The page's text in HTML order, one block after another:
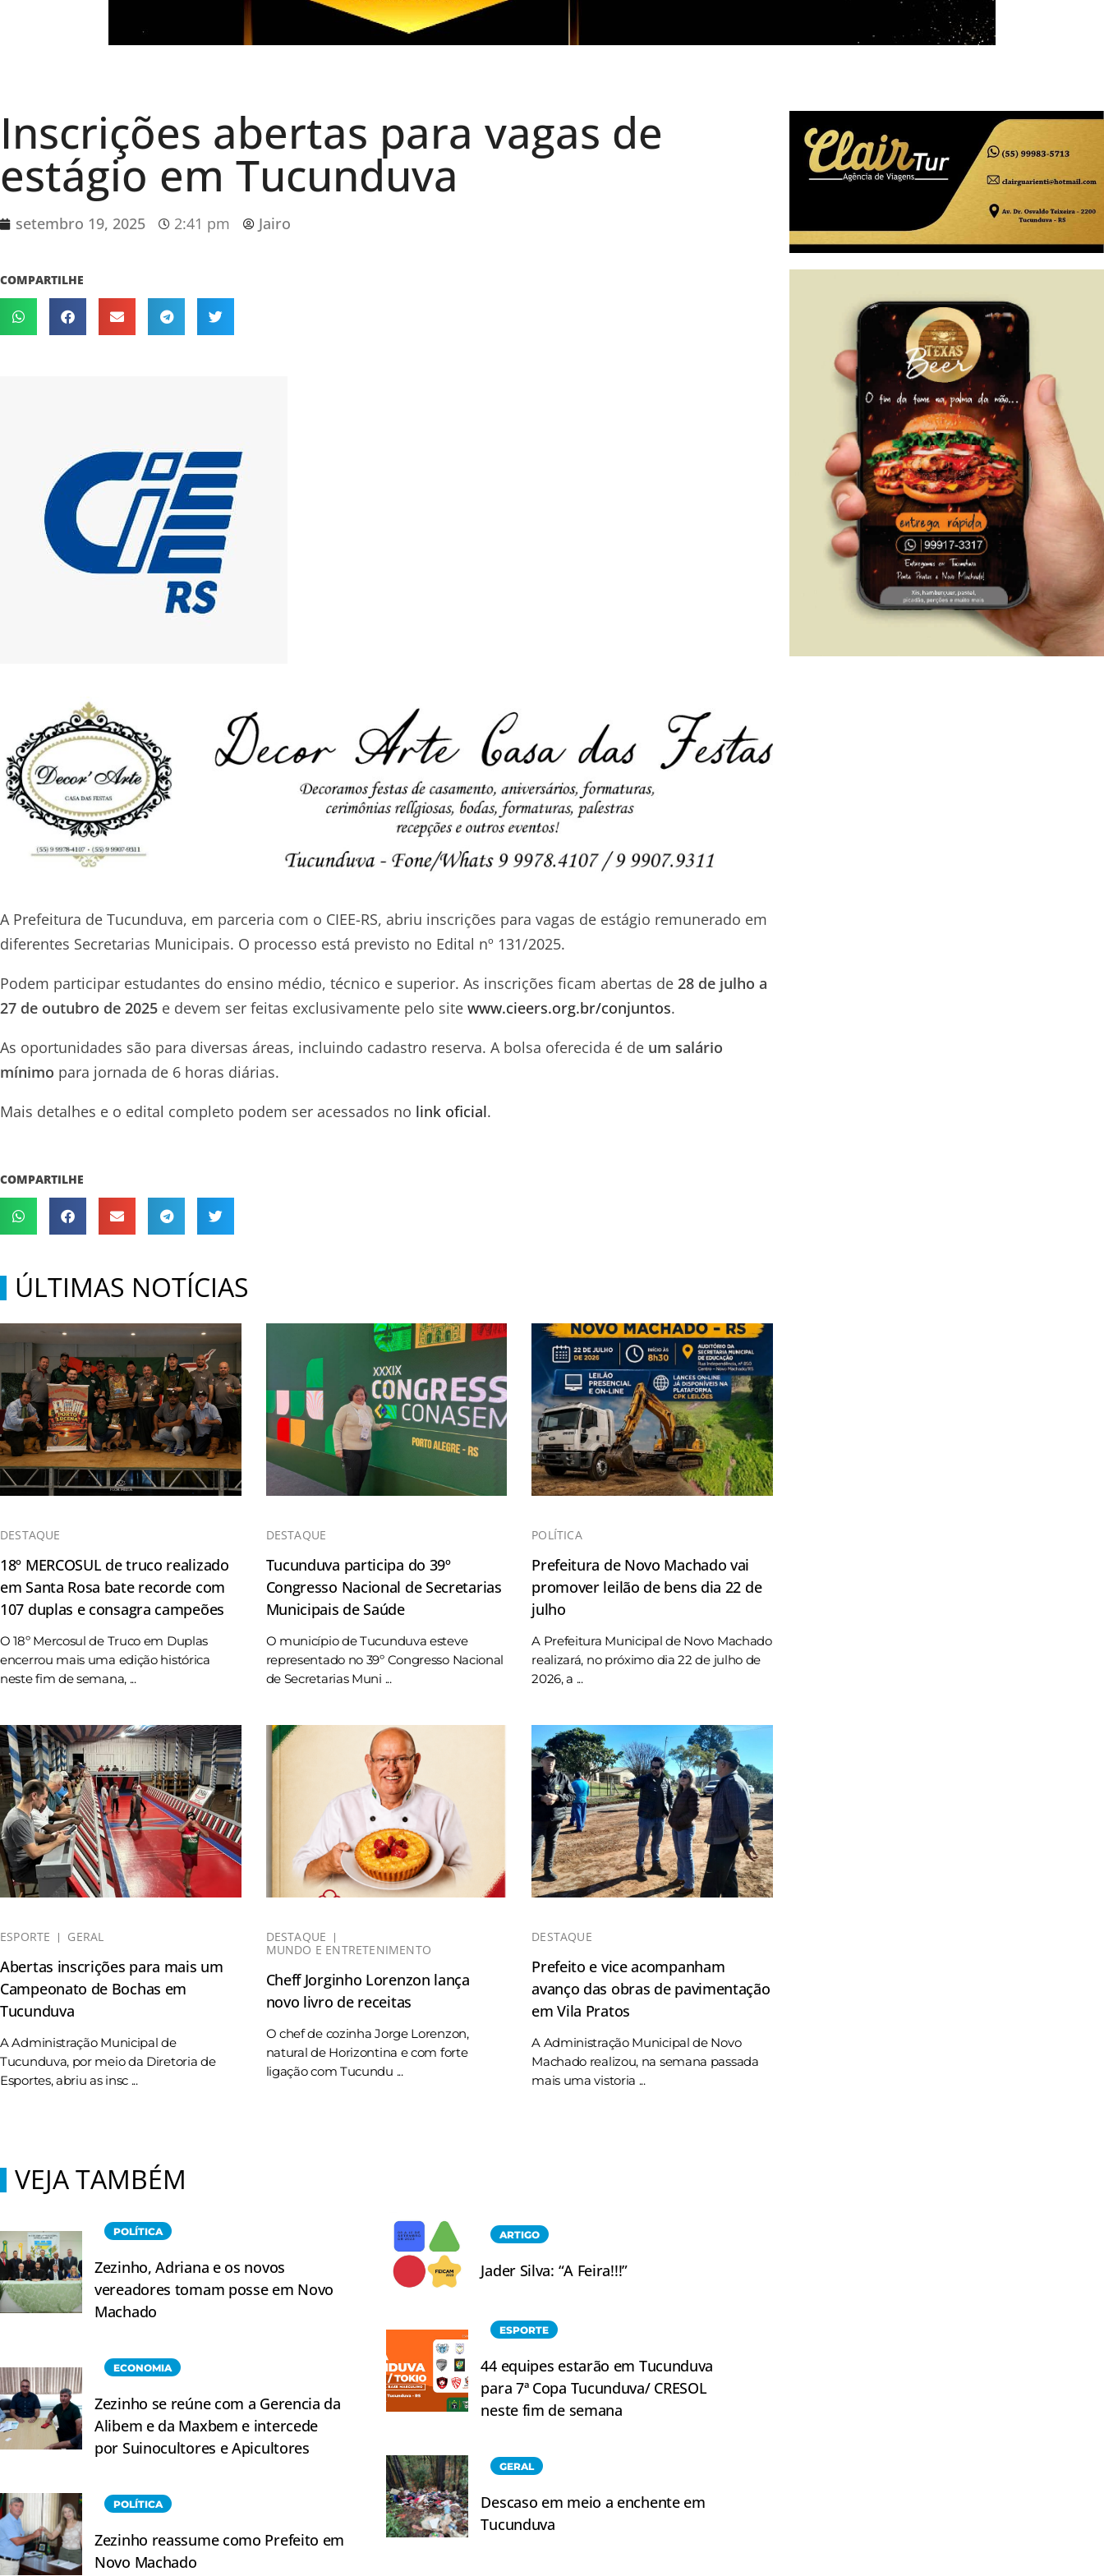
Inscrições abertas para vagas de
estágio em Tucunduva
setembro 19, 2025 2:41 pm Jairo
COMPARTILHE
A Prefeitura de Tucunduva, em parceria com o CIEE-RS, abriu inscrições para vagas de estágio remunerado em
diferentes Secretarias Municipais. O processo está previsto no Edital nº 131/2025.
Podem participar estudantes do ensino médio, técnico e superior. As inscrições ficam abertas de 28 de julho a
27 de outubro de 2025 e devem ser feitas exclusivamente pelo site www.cieers.org.br/conjuntos.
As oportunidades são para diversas áreas, incluindo cadastro reserva. A bolsa oferecida é de um salário
mínimo para jornada de 6 horas diárias.
Mais detalhes e o edital completo podem ser acessados no link oficial.
COMPARTILHE
ÚLTIMAS NOTÍCIAS
DESTAQUE
18º MERCOSUL de truco realizado
em Santa Rosa bate recorde com
107 duplas e consagra campeões
O 18º Mercosul de Truco em Duplas
encerrou mais uma edição histórica
neste fim de semana, ...
DESTAQUE
Tucunduva participa do 39º
Congresso Nacional de Secretarias
Municipais de Saúde
O município de Tucunduva esteve
representado no 39º Congresso Nacional
de Secretarias Muni ...
POLÍTICA
Prefeitura de Novo Machado vai
promover leilão de bens dia 22 de
julho
A Prefeitura Municipal de Novo Machado
realizará, no próximo dia 22 de julho de
2026, a ...
ESPORTE GERAL
Abertas inscrições para mais um
Campeonato de Bochas em
Tucunduva
A Administração Municipal de
Tucunduva, por meio da Diretoria de
Esportes, abriu as insc ...
DESTAQUE
MUNDO E ENTRETENIMENTO
Cheff Jorginho Lorenzon lança
novo livro de receitas
O chef de cozinha Jorge Lorenzon,
natural de Horizontina e com forte
ligação com Tucundu ...
DESTAQUE
Prefeito e vice acompanham
avanço das obras de pavimentação
em Vila Pratos
A Administração Municipal de Novo
Machado realizou, na semana passada
mais uma vistoria ...
VEJA TAMBÉM
POLÍTICA
Zezinho, Adriana e os novos
vereadores tomam posse em Novo
Machado
ECONOMIA
Zezinho se reúne com a Gerencia da
Alibem e da Maxbem e intercede
por Suinocultores e Apicultores
POLÍTICA
Zezinho reassume como Prefeito em
Novo Machado
ARTIGO
Jader Silva: “A Feira!!!”
ESPORTE
44 equipes estarão em Tucunduva
para 7ª Copa Tucunduva/ CRESOL
neste fim de semana
GERAL
Descaso em meio a enchente em
Tucunduva